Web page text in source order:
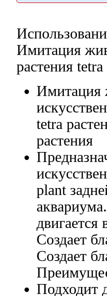
Имитация
растения
Имитация
tetra
растения
plant
двигается
Создает
Создает
Подходит